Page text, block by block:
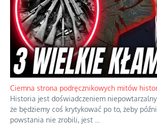
Ciemna strona podręcznikowych mitów
Historia jest doświadczeniem
że będziemy coś krytykować po to, żeby
powstania nie zrobili, jest